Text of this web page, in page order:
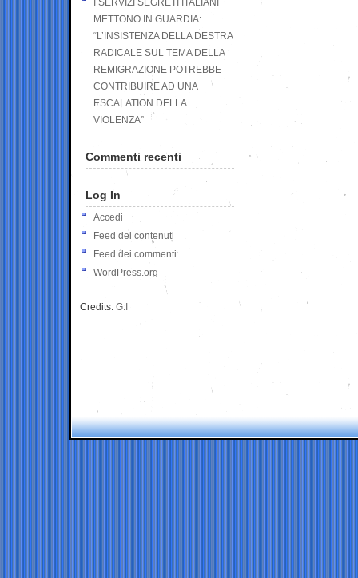
I SERVIZI SEGRETI ITALIANI
METTONO IN GUARDIA:
“L’INSISTENZA DELLA DESTRA
RADICALE SUL TEMA DELLA
REMIGRAZIONE POTREBBE
CONTRIBUIRE AD UNA
ESCALATION DELLA
VIOLENZA”
Commenti recenti
Log In
Accedi
Feed dei contenuti
Feed dei commenti
WordPress.org
Credits: G.I